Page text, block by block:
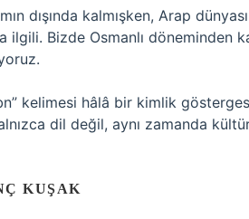
dışında kalmışken, Arap
Bizde Osmanlı döneminden
kelimesi hâlâ bir kimlik
dil değil, aynı zamanda kültür
KUŞAK